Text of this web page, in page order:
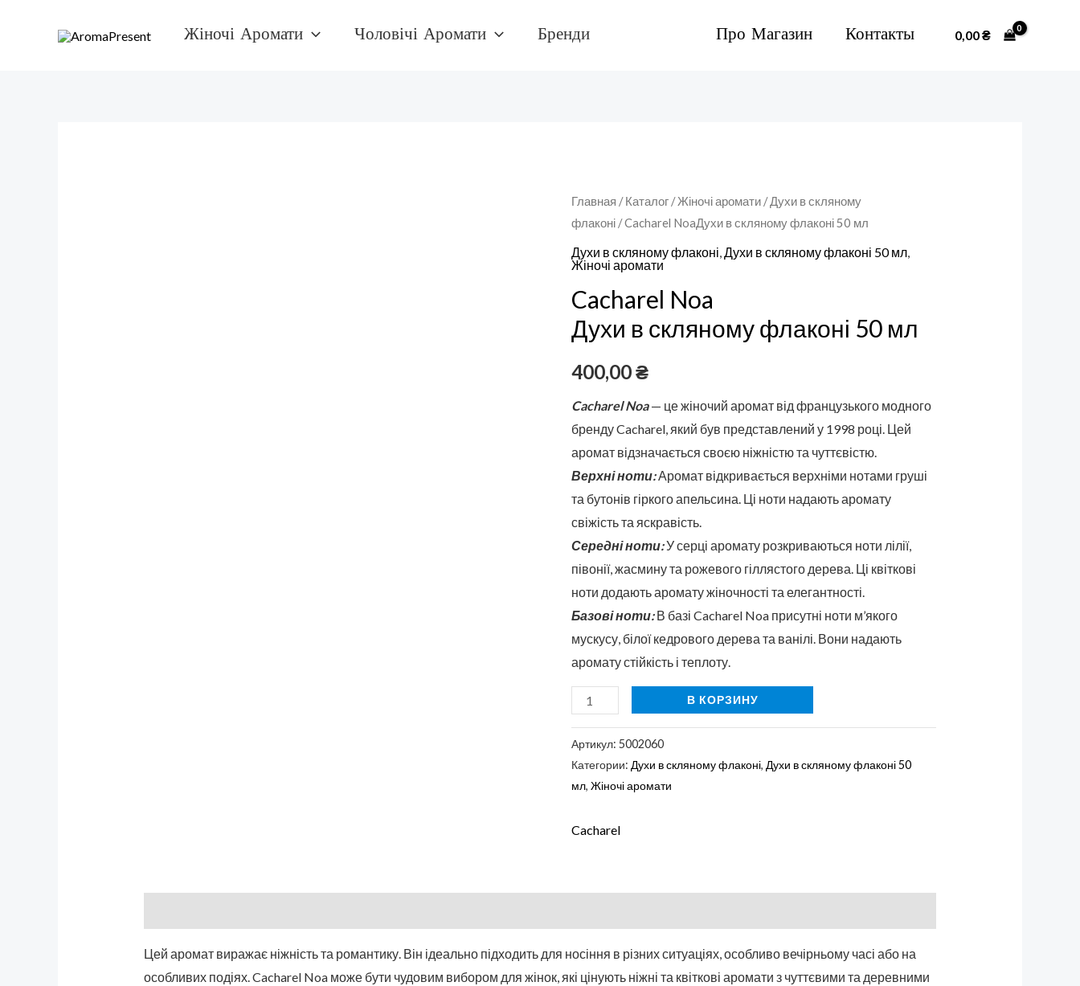
Жіночі Аромати Чоловічі Аромати Бренди Про Магазин Контакты 0,00₴
Главная /Каталог /Жіночі аромати /Духи в скляному
флаконі / Cacharel NoaДухи в скляному флаконі 50 мл
Духи в скляному флаконі,Духи в скляному флаконі 50 мл,
Жіночі аромати
Cacharel Noa
Духи в скляному флаконі 50 мл
400,00₴
Cacharel Noa— це жіночий аромат від французького модного
бренду Cacharel, який був представлений у 1998 році. Цей
аромат відзначається своєю ніжністю та чуттєвістю.
Верхні ноти:Аромат відкривається верхніми нотами груші
та бутонів гіркого апельсина. Ці ноти надають аромату
свіжість та яскравість.
Середні ноти:У серці аромату розкриваються ноти лілії,
півонії, жасмину та рожевого гіллястого дерева. Ці квіткові
ноти додають аромату жіночності та елегантності.
Базові ноти:В базі Cacharel Noa присутні ноти м’якого
мускусу, білої кедрового дерева та ванілі. Вони надають
аромату стійкість і теплоту.
Количество
товара
Cacharel
NoaДухи
в
скляному
флаконі
50
В КОРЗИНУ
Артикул:5002060
Категории: Духи в скляному флаконі, Духи в скляному флаконі 50
мл,Жіночі аромати
Cacharel
Цей аромат виражає ніжність та романтику. Він ідеально підходить для носіння в різних ситуаціях, особливо вечірньому часі або на
особливих подіях. Cacharel Noa може бути чудовим вибором для жінок, які цінують ніжні та квіткові аромати з чуттєвими та деревними